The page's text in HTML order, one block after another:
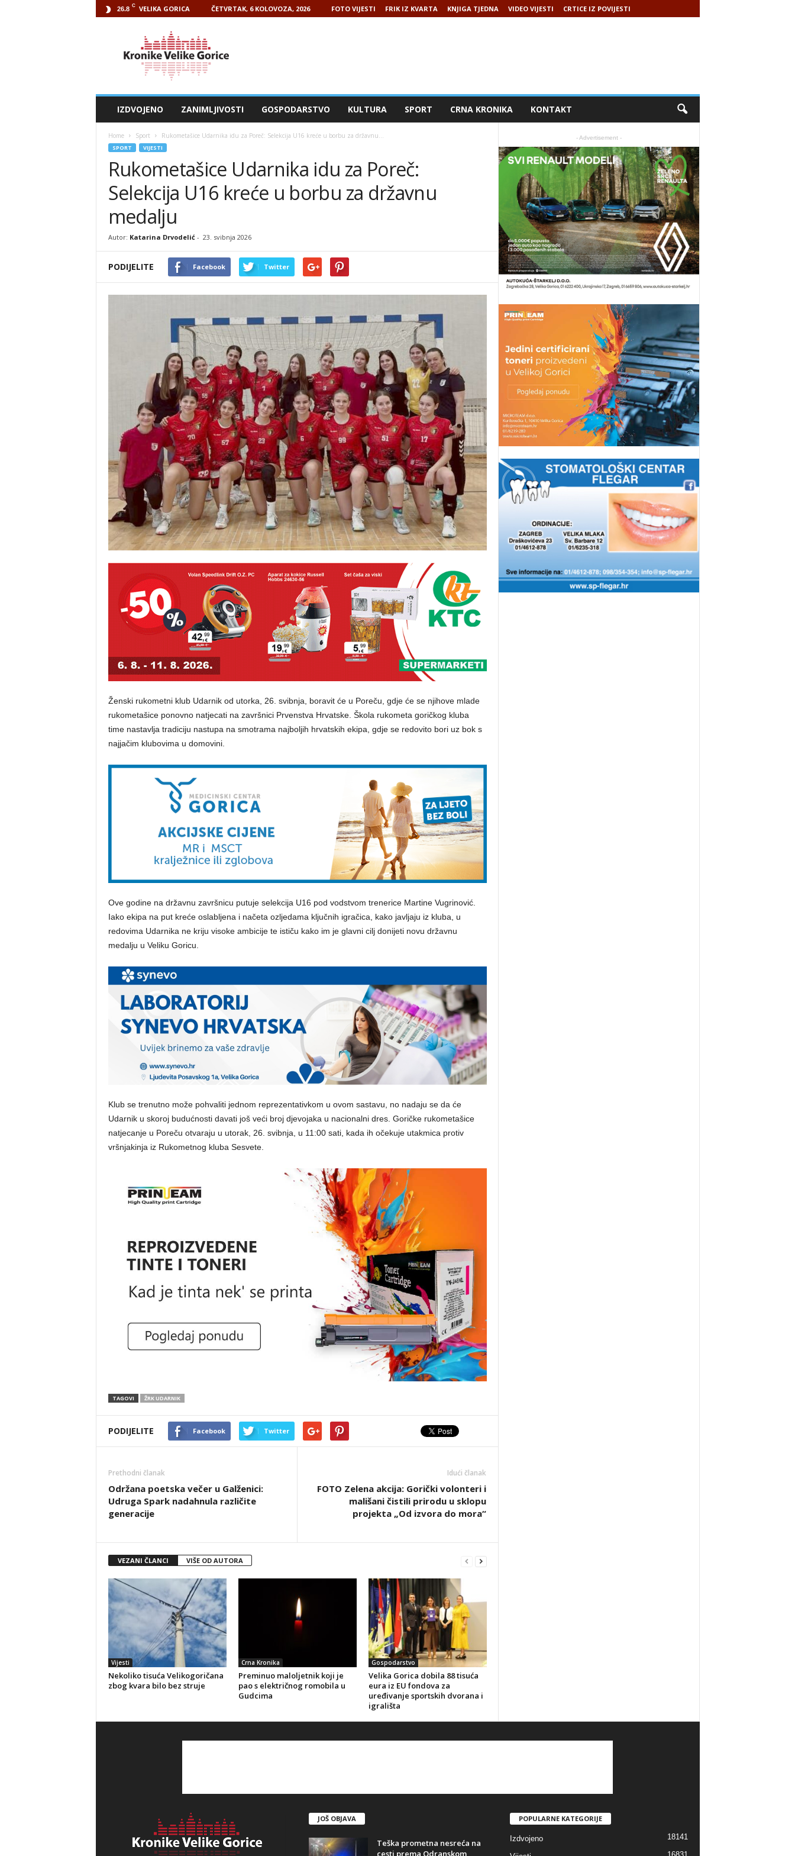
26.8 C VELIKA GORICA ČETVRTAK, 6 KOLOVOZA, 2026 FOTO VIJESTI FRIK IZ KVARTA KNJIGA TJEDNA VIDEO VIJESTI CRTICE IZ POVIJESTI
IZDVOJENO ZANIMLJIVOSTI GOSPODARSTVO KULTURA SPORT CRNA KRONIKA KONTAKT
Home Sport Rukometašice Udarnika idu za Poreč: Selekcija U16 kreće u borbu za državnu...
SPORT VIJESTI
Rukometašice Udarnika idu za Poreč:
Selekcija U16 kreće u borbu za državnu
medalju
Autor: Katarina Drvodelić- 23. svibnja 2026
PODIJELITE Facebook Twitter
Ženski rukometni klub Udarnik od utorka, 26. svibnja, boravit će u Poreču, gdje će se njihove mlade
rukometašice ponovno natjecati na završnici Prvenstva Hrvatske. Škola rukometa goričkog kluba
time nastavlja tradiciju nastupa na smotrama najboljih hrvatskih ekipa, gdje se redovito bori uz bok s
najjačim klubovima u domovini.
Ove godine na državnu završnicu putuje selekcija U16 pod vodstvom trenerice Martine Vugrinović.
Iako ekipa na put kreće oslabljena i načeta ozljedama ključnih igračica, kako javljaju iz kluba, u
redovima Udarnika ne kriju visoke ambicije te ističu kako im je glavni cilj donijeti novu državnu
medalju u Veliku Goricu.
Klub se trenutno može pohvaliti jednom reprezentativkom u ovom sastavu, no nadaju se da će
Udarnik u skoroj budućnosti davati još veći broj djevojaka u nacionalni dres. Goričke rukometašice
natjecanje u Poreču otvaraju u utorak, 26. svibnja, u 11:00 sati, kada ih očekuje utakmica protiv
vršnjakinja iz Rukometnog kluba Sesvete.
TAGOVI ŽRK UDARNIK
PODIJELITE Facebook Twitter
Prethodni članak
Održana poetska večer u Galženici:
Udruga Spark nadahnula različite
generacije
Idući članak
FOTO Zelena akcija: Gorički volonteri i
mališani čistili prirodu u sklopu
projekta „Od izvora do mora“
VEZANI ČLANCI VIŠE OD AUTORA
Vijesti
Nekoliko tisuća Velikogoričana
zbog kvara bilo bez struje
Crna Kronika
Preminuo maloljetnik koji je
pao s električnog romobila u
Gudcima
Gospodarstvo
Velika Gorica dobila 88 tisuća
eura iz EU fondova za
uređivanje sportskih dvorana i
igrališta
- Advertisement -
JOŠ OBJAVA
Teška prometna nesreća na
cesti prema Odranskom
POPULARNE KATEGORIJE
Izdvojeno 18141